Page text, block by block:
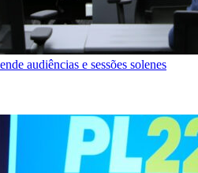
audiências e sessões solenes